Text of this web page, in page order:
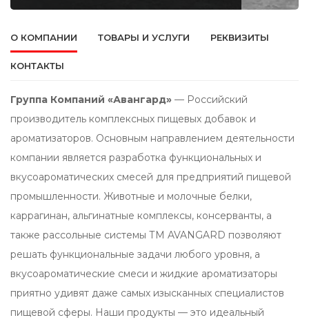
О КОМПАНИИ ТОВАРЫ И УСЛУГИ РЕКВИЗИТЫ
КОНТАКТЫ
Группа Компаний «Авангард» — Российский
производитель комплексных пищевых добавок и
ароматизаторов. Основным направлением деятельности
компании является разработка функциональных и
вкусоароматических смесей для предприятий пищевой
промышленности. Животные и молочные белки,
каррагинан, альгинатные комплексы, консерванты, а
также рассольные системы ТМ AVANGARD позволяют
решать функциональные задачи любого уровня, а
вкусоароматические смеси и жидкие ароматизаторы
приятно удивят даже самых изысканных специалистов
пищевой сферы. Наши продукты — это идеальный